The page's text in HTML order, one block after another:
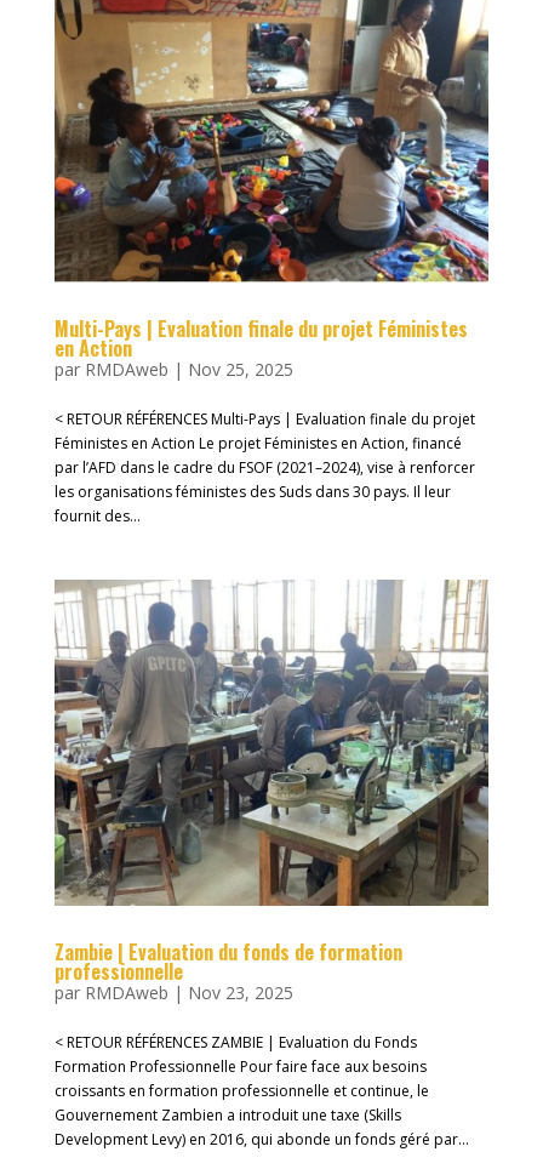
Multi-Pays | Evaluation finale du projet Féministes
en Action
par RMDAweb | Nov 25, 2025
< RETOUR RÉFÉRENCES Multi-Pays | Evaluation finale du projet
Féministes en Action Le projet Féministes en Action, financé
par l’AFD dans le cadre du FSOF (2021–2024), vise à renforcer
les organisations féministes des Suds dans 30 pays. Il leur
fournit des...
Zambie | Evaluation du fonds de formation
professionnelle
par RMDAweb | Nov 23, 2025
< RETOUR RÉFÉRENCES ZAMBIE | Evaluation du Fonds
Formation Professionnelle Pour faire face aux besoins
croissants en formation professionnelle et continue, le
Gouvernement Zambien a introduit une taxe (Skills
Development Levy) en 2016, qui abonde un fonds géré par...